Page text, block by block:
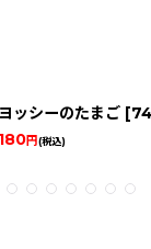
ヨッシーのたまご [
180円(税込)